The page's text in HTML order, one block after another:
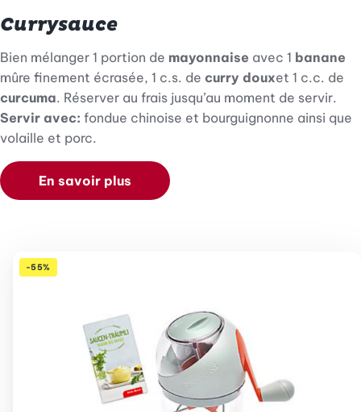
Currysauce
Bien mélanger 1 portion de mayonnaise avec 1 banane
mûre finement écrasée, 1 c.s. de curry douxet 1 c.c. de
curcuma. Réserver au frais jusqu’au moment de servir.
Servir avec: fondue chinoise et bourguignonne ainsi que
volaille et porc.
En savoir plus
-55%